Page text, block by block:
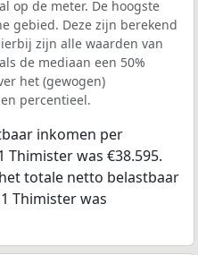
op de meter. De hoogste
gebied. Deze zijn berekend
zijn alle waarden van
de mediaan een 50%
het (gewogen)
percentieel.
inkomen per
Thimister was €38.595.
totale netto belastbaar
Thimister was